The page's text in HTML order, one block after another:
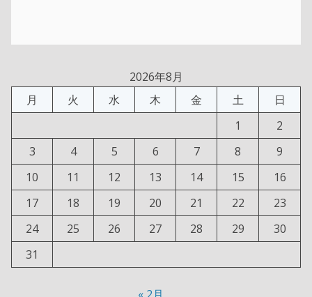
2026年8月
月
火 水 木 金 土
日
1
2
3
4 5 6 7 8
9
10
11 12 13 14 15
16
17
18 19 20 21 22
23
24
25 26 27 28 29
30
31